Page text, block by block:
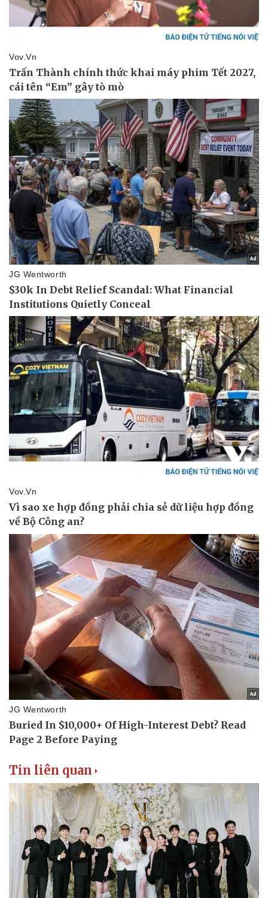
Thể thao
Bóng đá
Lịch thi đấu bóng đá
Thế giới thể thao
eSports
Hậu trường
Ô tô - Xe máy
Ô tô
Xe máy
Tư vấn
Tin liên quan